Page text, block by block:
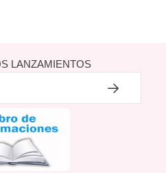
LANZAMIENTOS